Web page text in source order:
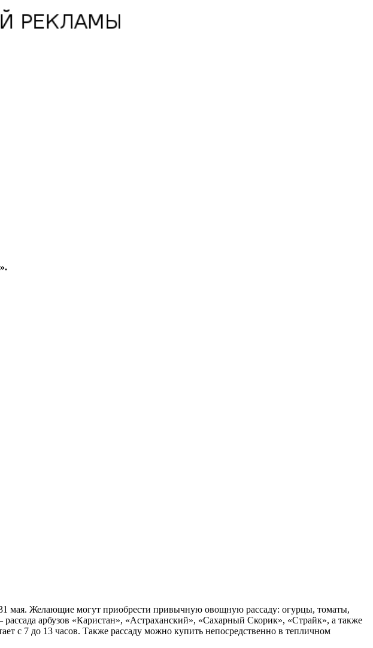
мая. Желающие могут приобрести привычную овощную рассаду: огурцы, томаты,
арбузов «Каристан», «Астраханский», «Сахарный Скорик», «Страйк», а также
с 7 до 13 часов. Также рассаду можно купить непосредственно в тепличном